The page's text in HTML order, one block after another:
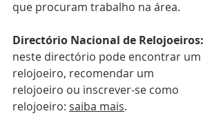
que procuram trabalho na área.
Directório Nacional de Relojoeiros:
neste directório pode encontrar um
relojoeiro, recomendar um
relojoeiro ou inscrever-se como
relojoeiro: saiba mais.